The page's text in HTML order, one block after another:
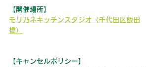
【開催場所】
モリ乃ネキッチンスタジオ（千代田区飯田
橋）
【キャンセルポリシー】